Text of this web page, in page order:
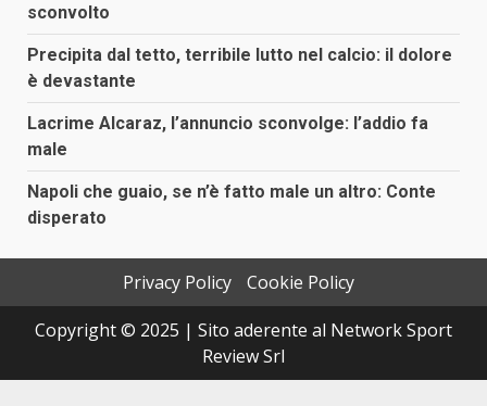
sconvolto
Precipita dal tetto, terribile lutto nel calcio: il dolore
è devastante
Lacrime Alcaraz, l’annuncio sconvolge: l’addio fa
male
Napoli che guaio, se n’è fatto male un altro: Conte
disperato
Privacy Policy
Cookie Policy
Copyright © 2025 | Sito aderente al Network Sport
Review Srl